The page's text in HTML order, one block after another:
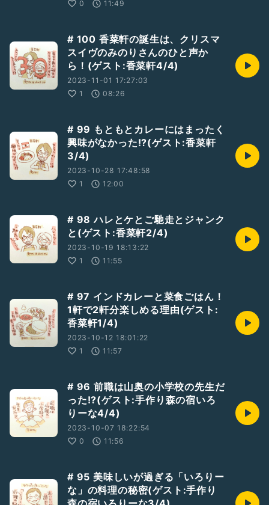
0
11:49
# 100 香菜軒の誕生は、クリスマ
スイヴのみのりさんのひと声か
ら！(ゲスト:香菜軒4/4)
2023-11-01 17:27:03
1
08:26
# 99 もともとカレーにはまったく
興味がなかった!?(ゲスト:香菜軒
3/4)
2023-10-28 17:48:58
1
12:00
# 98 ハレとケとご馳走とジャンク
と(ゲスト:香菜軒2/4)
2023-10-19 18:13:22
1
11:55
# 97 インドカレーと菜食ごはん！
1軒で2軒分楽しめる理由(ゲスト:
香菜軒1/4)
2023-10-12 18:01:22
1
11:57
# 96 前職は山奥の小学校の先生だ
った!?(ゲスト:手作り森の宿いろ
りーな4/4)
2023-10-07 18:22:54
0
11:56
# 95 美味しいが過ぎる「いろりー
な」の料理の秘密(ゲスト:手作り